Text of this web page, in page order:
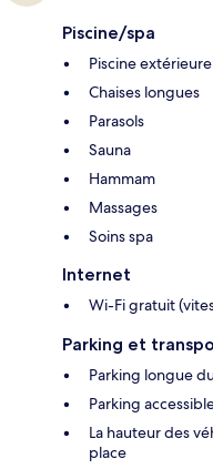
Piscine/spa
Piscine extérieure
Chaises longues
Parasols
Sauna
Hammam
Massages
Soins spa
Internet
Wi-Fi gratuit
Parking et
Parking longue
Parking
La hauteur des
place